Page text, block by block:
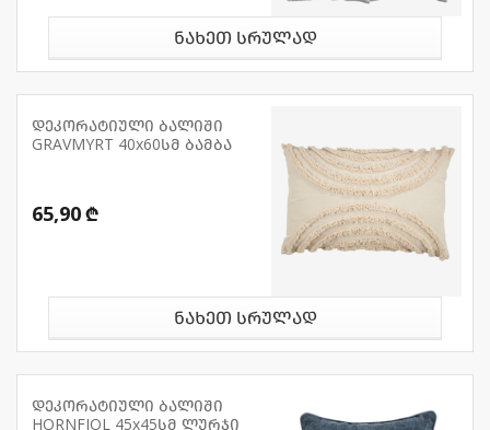
ნახეთ სრულად
დეკორატიული ბალიში
GRAVMYRT 40x60სმ ბამბა
65,90 ₾
ნახეთ სრულად
დეკორატიული ბალიში
HORNFIOL 45x45სმ ლურჯი